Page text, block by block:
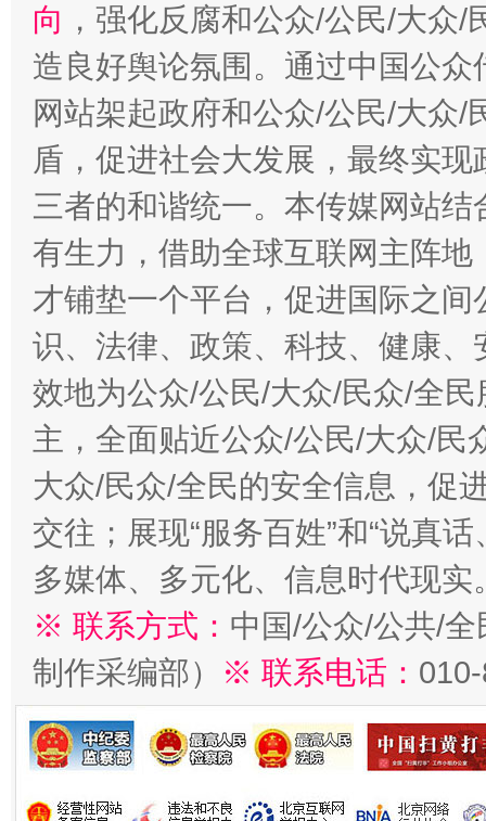
向 ，强化反腐和公众/公民/大众
造良好舆论氛围。通过中国公
网站架起政府和公众/公民/大众
盾，促进社会大发展，最终实
三者的和谐统一。本传媒网站
有生力，借助全球互联网主阵
才铺垫一个平台，促进国际之
识、法律、政策、科技、健康
效地为公众/公民/大众/民众/全
主，全面贴近公众/公民/大众/民
大众/民众/全民的安全信息，促
交往；展现“服务百姓”和“说真
多媒体、多元化、信息时代现实
※ 联系方式： 中国/公众/公共/
制作采编部）
※ 联系电话：